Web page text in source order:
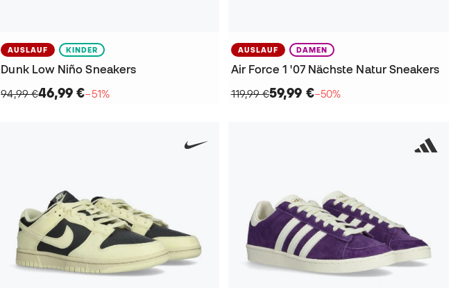
AUSLAUF KINDER
Dunk Low Niño Sneakers
94,99 €46,99 €−51%
AUSLAUF DAMEN
Air Force 1 '07 Nächste Natur Sneakers
119,99 €59,99 €−50%